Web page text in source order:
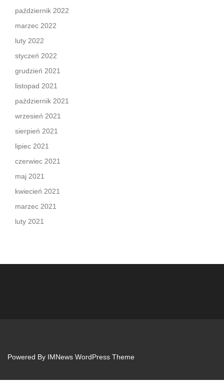
październik 2022
marzec 2022
luty 2022
styczeń 2022
grudzień 2021
listopad 2021
październik 2021
wrzesień 2021
sierpień 2021
lipiec 2021
czerwiec 2021
maj 2021
kwiecień 2021
marzec 2021
luty 2021
Powered By IMNews WordPress Theme